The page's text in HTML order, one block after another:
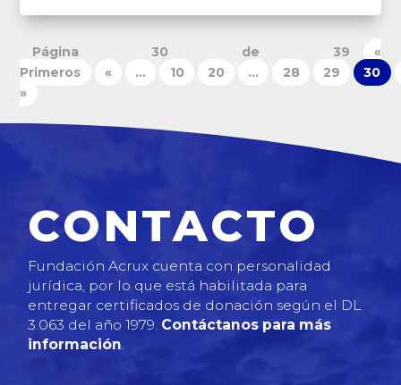
Página 30 de 39
«
Primeros
« ... 10 20 ... 28 29
30
»
CONTACTO
Fundación Acrux cuenta con personalidad
jurídica, por lo que está habilitada para
entregar certificados de donación según el DL
3.063 del año 1979. Contáctanos para más
información.